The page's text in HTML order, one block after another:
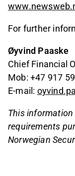
For further
Øyvind Paaske
Chief Financial
Mob: +47 917
E-mail:
This
requirements
Norwegian